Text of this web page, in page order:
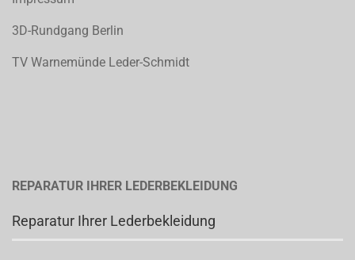
3D-Rundgang Berlin
TV Warnemünde Leder-Schmidt
REPARATUR IHRER LEDERBEKLEIDUNG
Reparatur Ihrer Lederbekleidung